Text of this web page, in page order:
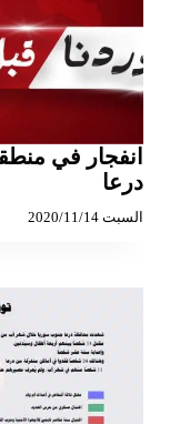
انفجار في
درعا
السبت 2020/11/14